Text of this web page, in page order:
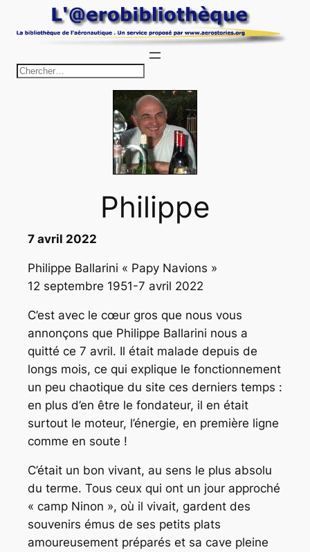
e
c
h
e
r
h
e
Philippe
7 avril 2022
Philippe Ballarini « Papy Navions »
12 septembre 1951-7 avril 2022
C’est avec le cœur gros que nous vous
annonçons que Philippe Ballarini nous a
quitté ce 7 avril. Il était malade depuis de
longs mois, ce qui explique le fonctionnement
un peu chaotique du site ces derniers temps :
en plus d’en être le fondateur, il en était
surtout le moteur, l’énergie, en première ligne
comme en soute !
C’était un bon vivant, au sens le plus absolu
du terme. Tous ceux qui ont un jour approché
« camp Ninon », où il vivait, gardent des
souvenirs émus de ses petits plats
amoureusement préparés et sa cave pleine